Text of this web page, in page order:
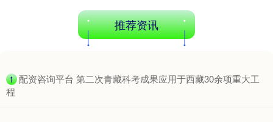
推荐资讯
1 ​配资咨询平台 第二次青藏科考成果应用于西藏30余项重大工
程